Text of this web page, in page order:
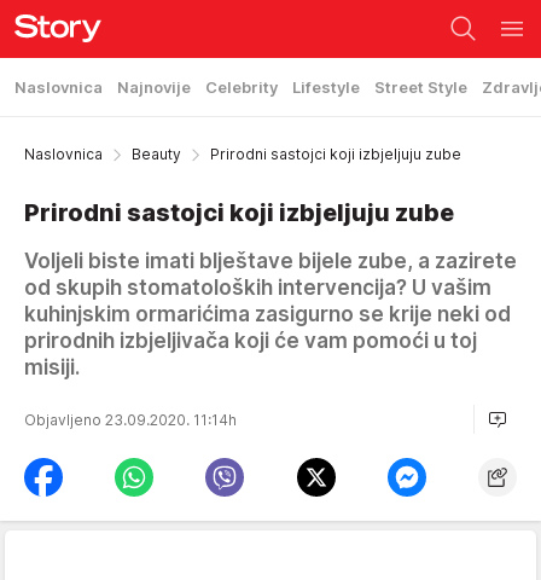
Naslovnica Najnovije Celebrity Lifestyle Street Style
Naslovnica Beauty Prirodni sastojci koji izbjeljuju zube
Prirodni sastojci koji izbjeljuju zube
Voljeli biste imati blještave bijele zube, a zazirete
od skupih stomatoloških intervencija? U vašim
kuhinjskim ormarićima zasigurno se krije neki od
prirodnih izbjeljivača koji će vam pomoći u toj
misiji.
Objavljeno 23.09.2020. 11:14h